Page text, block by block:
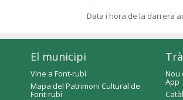
Data i hora de la darrera
El municipi
Vine a Font-rubí
Mapa del Patrimoni Cultural de
Font-rubí
Nou
App